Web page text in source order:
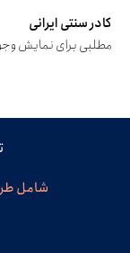
کادر سنتی ایرانی
مطلبی برای نمایش
شامل